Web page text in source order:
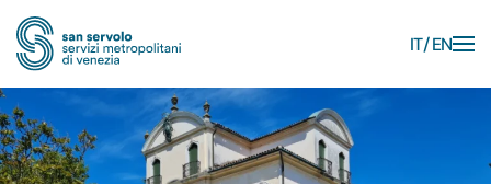
Skip to main content
IT EN